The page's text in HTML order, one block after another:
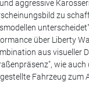
aggressive
zu
über Liberty
aus visueller
wie auch
Fahrzeug zum